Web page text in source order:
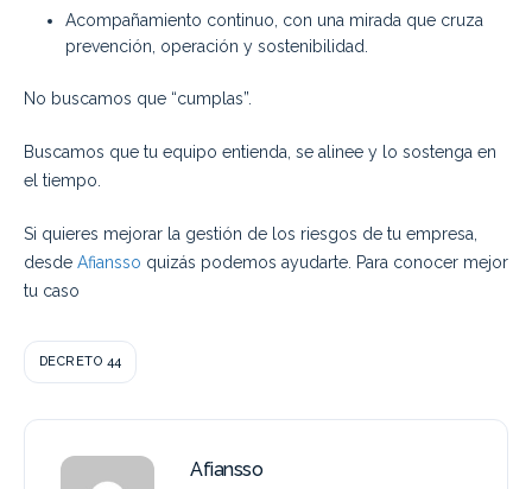
Acompañamiento continuo, con una mirada que cruza
prevención, operación y sostenibilidad.
No buscamos que “cumplas”.
Buscamos que tu equipo entienda, se alinee y lo sostenga en
el tiempo.
Si quieres mejorar la gestión de los riesgos de tu empresa,
desde Afiansso quizás podemos ayudarte. Para conocer mejor
tu caso
DECRETO 44
Afiansso